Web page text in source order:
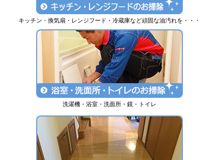
キッチン・換気扇・レンジフード・冷蔵庫など頑固な油汚れを・・・
洗濯機・浴室・洗面所・鏡・トイレ